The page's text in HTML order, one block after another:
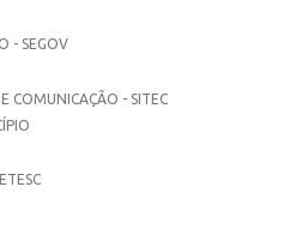
- SEGOV
COMUNICAÇÃO - SITEC